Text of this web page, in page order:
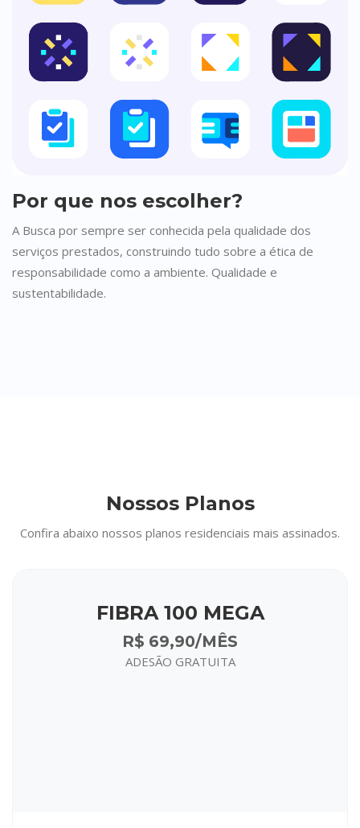
Por que nos escolher?
A Busca por sempre ser conhecida pela qualidade dos
serviços prestados, construindo tudo sobre a ética de
responsabilidade como a ambiente. Qualidade e
sustentabilidade.
Nossos Planos
Confira abaixo nossos planos residenciais mais assinados.
FIBRA 100 MEGA
R$ 69,90/MÊS
ADESÃO GRATUITA